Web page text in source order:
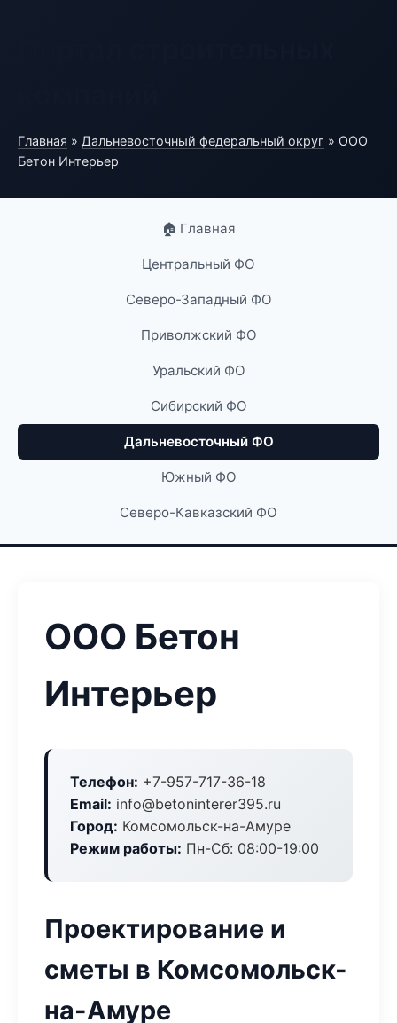
Главная » Дальневосточный федеральный округ » ООО
Бетон Интерьер
🏠 Главная
Центральный ФО
Северо-Западный ФО
Приволжский ФО
Уральский ФО
Сибирский ФО
Дальневосточный ФО
Южный ФО
Северо-Кавказский ФО
ООО Бетон
Интерьер
Телефон: +7-957-717-36-18
Email: info@betoninterer395.ru
Город: Комсомольск-на-Амуре
Режим работы: Пн-Сб: 08:00-19:00
Проектирование и
сметы в Комсомольск-
на-Амуре